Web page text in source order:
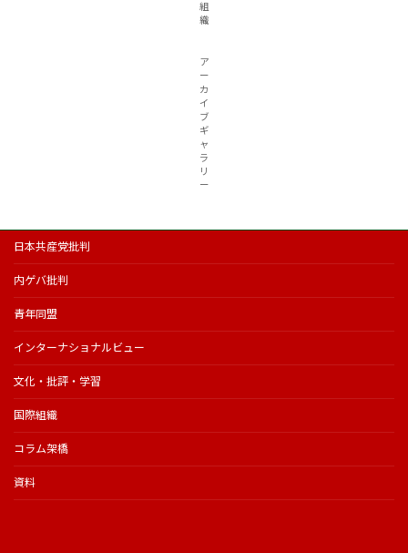
組
織
ア
ー
カ
イ
ブ
ギ
ャ
ラ
リ
ー
日本共産党批判
内ゲバ批判
青年同盟
インターナショナルビュー
文化・批評・学習
国際組織
コラム架橋
資料